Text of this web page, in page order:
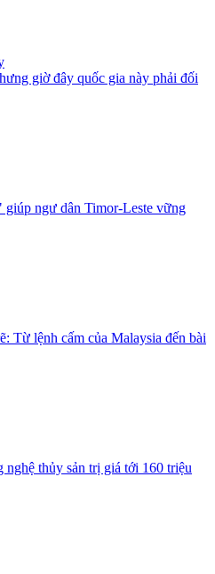
giờ đây quốc gia này phải đối
ngư dân Timor-Leste vững
Từ lệnh cấm của Malaysia đến bài
thủy sản trị giá tới 160 triệu